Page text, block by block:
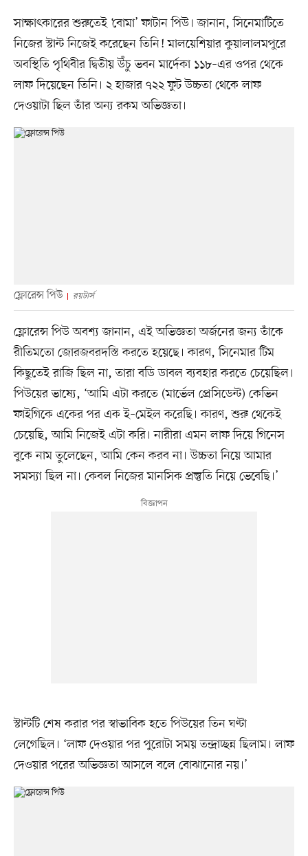
সাক্ষাৎকারের শুরুতেই ‘বোমা’ ফাটান পিউ। জানান, সিনেমাটিতে
নিজের স্টান্ট নিজেই করেছেন তিনি! মালয়েশিয়ার কুয়ালালমপুরে
অবস্থিতি পৃথিবীর দ্বিতীয় উঁচু ভবন মার্দেকা ১১৮–এর ওপর থেকে
লাফ দিয়েছেন তিনি। ২ হাজার ৭২২ ফুট উচ্চতা থেকে লাফ
দেওয়াটা ছিল তাঁর অন্য রকম অভিজ্ঞতা।
ফ্লোরেন্স পিউ রয়টার্স
ফ্লোরেন্স পিউ অবশ্য জানান, এই অভিজ্ঞতা অর্জনের জন্য তাঁকে
রীতিমতো জোরজবরদস্তি করতে হয়েছে। কারণ, সিনেমার টিম
কিছুতেই রাজি ছিল না, তারা বডি ডাবল ব্যবহার করতে চেয়েছিল।
পিউয়ের ভাষ্যে, ‘আমি এটা করতে (মার্ভেল প্রেসিডেন্ট) কেভিন
ফাইগিকে একের পর এক ই–মেইল করেছি। কারণ, শুরু থেকেই
চেয়েছি, আমি নিজেই এটা করি। নারীরা এমন লাফ দিয়ে গিনেস
বুকে নাম তুলেছেন, আমি কেন করব না। উচ্চতা নিয়ে আমার
সমস্যা ছিল না। কেবল নিজের মানসিক প্রস্তুতি নিয়ে ভেবেছি।’
স্টান্টটি শেষ করার পর স্বাভাবিক হতে পিউয়ের তিন ঘণ্টা
লেগেছিল। ‘লাফ দেওয়ার পর পুরোটা সময় তন্দ্রাচ্ছন্ন ছিলাম। লাফ
দেওয়ার পরের অভিজ্ঞতা আসলে বলে বোঝানোর নয়।’